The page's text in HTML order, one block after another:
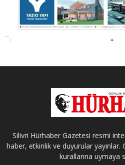
Silivri Hürhaber Gazetesi resmi
haber, etkinlik ve duyurular yayınlar.
kurallarına uymaya